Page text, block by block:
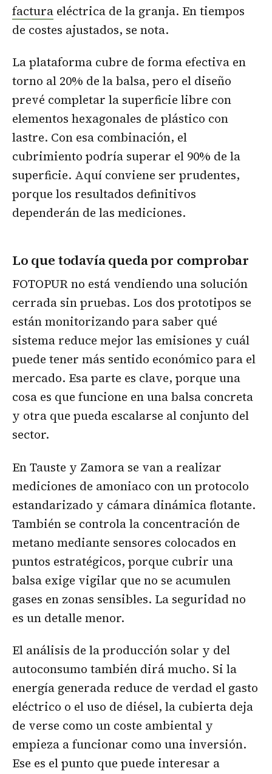
factura eléctrica de la granja. En tiempos
de costes ajustados, se nota.
La plataforma cubre de forma efectiva en
torno al 20% de la balsa, pero el diseño
prevé completar la superficie libre con
elementos hexagonales de plástico con
lastre. Con esa combinación, el
cubrimiento podría superar el 90% de la
superficie. Aquí conviene ser prudentes,
porque los resultados definitivos
dependerán de las mediciones.
Lo que todavía queda por comprobar
FOTOPUR no está vendiendo una solución
cerrada sin pruebas. Los dos prototipos se
están monitorizando para saber qué
sistema reduce mejor las emisiones y cuál
puede tener más sentido económico para el
mercado. Esa parte es clave, porque una
cosa es que funcione en una balsa concreta
y otra que pueda escalarse al conjunto del
sector.
En Tauste y Zamora se van a realizar
mediciones de amoniaco con un protocolo
estandarizado y cámara dinámica flotante.
También se controla la concentración de
metano mediante sensores colocados en
puntos estratégicos, porque cubrir una
balsa exige vigilar que no se acumulen
gases en zonas sensibles. La seguridad no
es un detalle menor.
El análisis de la producción solar y del
autoconsumo también dirá mucho. Si la
energía generada reduce de verdad el gasto
eléctrico o el uso de diésel, la cubierta deja
de verse como un coste ambiental y
empieza a funcionar como una inversión.
Ese es el punto que puede interesar a